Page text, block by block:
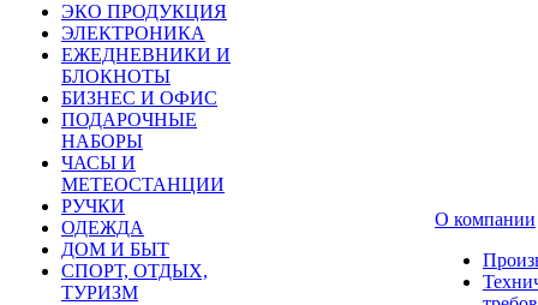
ЭКО ПРОДУКЦИЯ
ЭЛЕКТРОНИКА
ЕЖЕДНЕВНИКИ И
БЛОКНОТЫ
БИЗНЕС И ОФИС
ПОДАРОЧНЫЕ
НАБОРЫ
ЧАСЫ И
МЕТЕОСТАНЦИИ
РУЧКИ
ОДЕЖДА
ДОМ И БЫТ
СПОРТ, ОТДЫХ,
ТУРИЗМ
О компании